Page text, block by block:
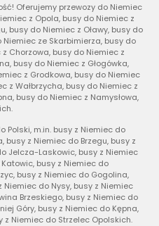
Oferujemy przewozy do Niemiec
z Opola, busy do Niemiec z
busy do Niemiec z Oławy, busy do
ze Skarbimierza, busy do
Chorzowa, busy do Niemiec z
busy do Niemiec z Głogówka,
z Grodkowa, busy do Niemiec
z Wałbrzycha, busy do Niemiec z
busy do Niemiec z Namysłowa,
Polski, m.in. busy z Niemiec do
busy z Niemiec do Brzegu, busy z
Jelcza-Laskowic, busy z Niemiec
busy z Niemiec do
busy z Niemiec do Gogolina,
Niemiec do Nysy, busy z Niemiec
Brzeskiego, busy z Niemiec do
Góry, busy z Niemiec do Kępna,
z Niemiec do Strzelec Opolskich.